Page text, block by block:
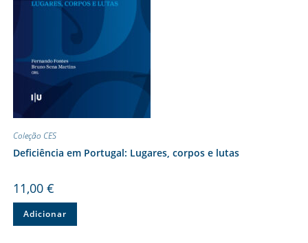
Coleção CES
Deficiência em Portugal: Lugares, corpos e lutas
11,00 €
Adicionar